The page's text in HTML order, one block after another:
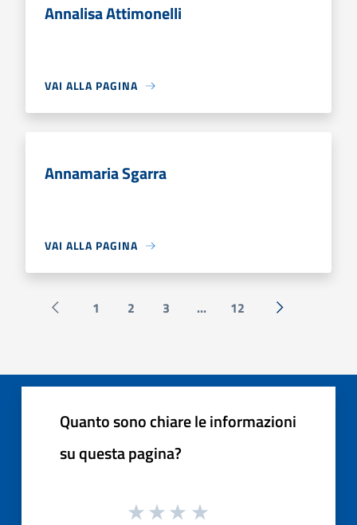
Annalisa Attimonelli
VAI ALLA PAGINA
Annamaria Sgarra
VAI ALLA PAGINA
Pagina precedente
1 2 3 ... 12 Successiva »
Quanto sono chiare le informazioni
su questa pagina?